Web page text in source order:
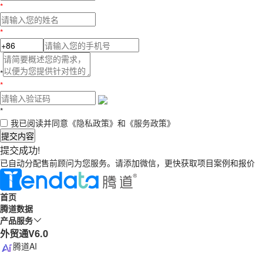
*
*
*
*
*
我已阅读并同意 《隐私政策》 和 《服务政策》
提交内容
提交成功!
已自动分配售前顾问为您服务。请添加微信，更快获取项目案例和报价
首页
腾道数据
产品服务
外贸通V6.0
腾道AI